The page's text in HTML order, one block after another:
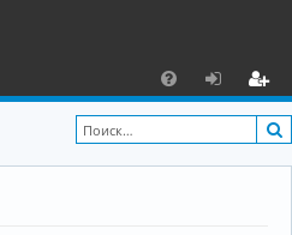
F
A
х
о
ег
и